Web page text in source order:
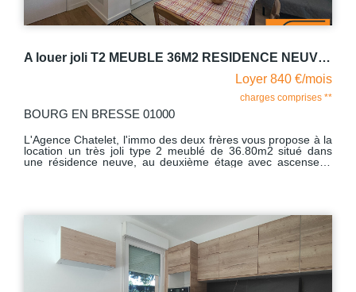
A louer joli T2 MEUBLE 36M2 RESIDENCE NEUVE PROCHE GARE BOURG EN BRESSE
Loyer 840 €/mois
charges comprises **
BOURG EN BRESSE 01000
L'Agence Chatelet, l'immo des deux frères vous propose à la
location un très joli type 2 meublé de 36.80m2 situé dans
une résidence neuve, au deuxième étage avec ascenseur.
belle chambre avec placard mural aménagé, une vaste salle
de bains avec WC et machine à laver. Avec comme
dépendance une place de parking nominative avec portail
électrique. Libre Chauffage individuel gaz avec production
d'eau chaude.